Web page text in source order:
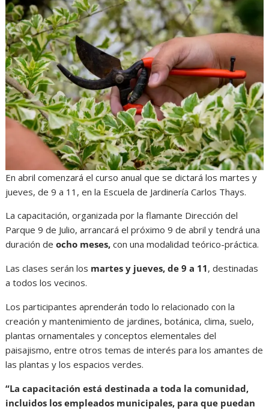
En abril comenzará el curso anual que se dictará los martes y
jueves, de 9 a 11, en la Escuela de Jardinería Carlos Thays.
La capacitación, organizada por la flamante Dirección del
Parque 9 de Julio, arrancará el próximo 9 de abril y tendrá una
duración deocho meses, con una modalidad teórico-práctica.
Las clases serán los martes y jueves, de 9 a 11, destinadas
a todos los vecinos.
Los participantes aprenderán todo lo relacionado con la
creación y mantenimiento de jardines, botánica, clima, suelo,
plantas ornamentales y conceptos elementales del
paisajismo, entre otros temas de interés para los amantes de
las plantas y los espacios verdes.
“La capacitación está destinada a toda la comunidad,
incluidos los empleados municipales, para que puedan